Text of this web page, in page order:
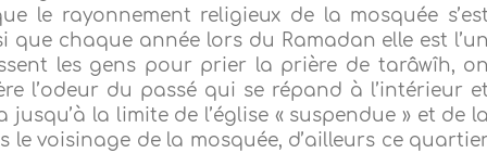
le rayonnement religieux de la mosquée
que chaque année lors du Ramadan elle est
les gens pour prier la prière de tarâwîh,
l’odeur du passé qui se répand à l’intérieur
la limite de l’église « suspendue » et de
voisinage de la mosquée, d’ailleurs ce